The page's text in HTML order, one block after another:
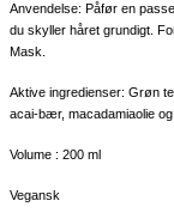
Anvendelse: Påfør en
du skyller håret grundigt.
Mask.
Aktive ingredienser: Grøn
acai-bær, macadamiaolie og
Volume : 200 ml
Vegansk